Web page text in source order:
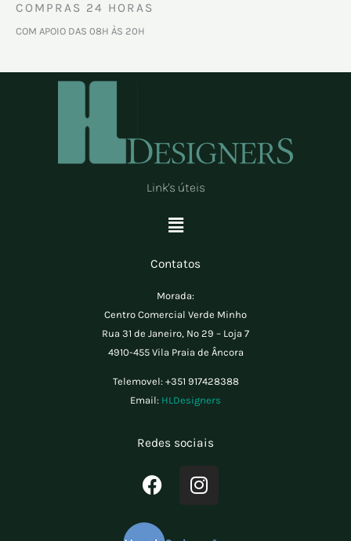
COMPRAS 24 HORAS
COM APOIO DAS 08H ÀS 20H
Link's úteis
Menu
Contatos
Morada:
Centro Comercial Verde Minho
Rua 31 de Janeiro, Nº 29 – Loja 7
4910-455 Vila Praia de Âncora
Telemovel: +351 917428388
Email: HLDesigners
Redes sociais
F
a
e
I
n